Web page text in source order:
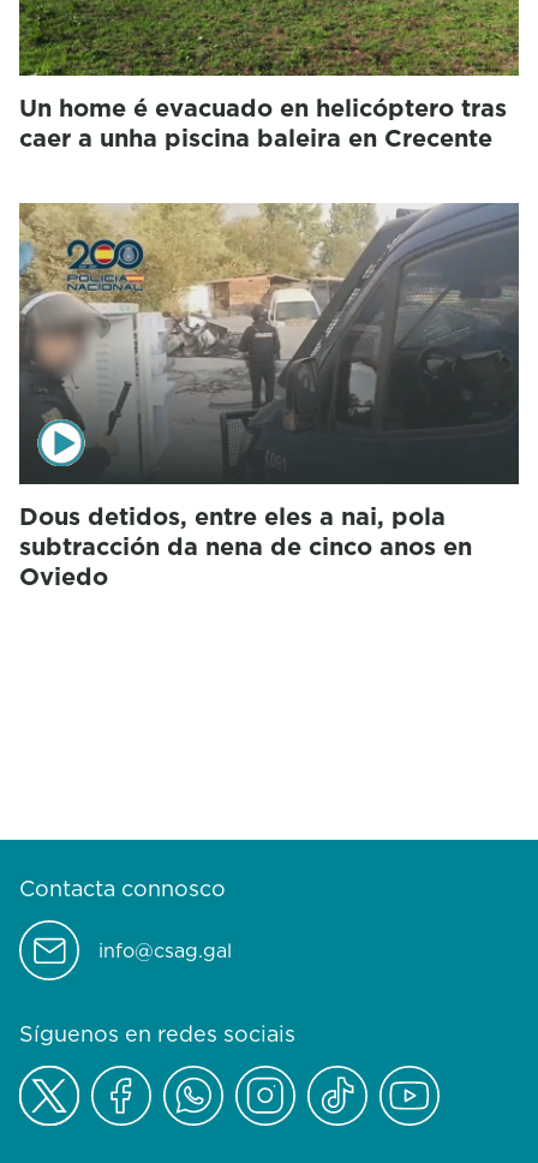
Un home é evacuado en helicóptero tras
caer a unha piscina baleira en Crecente
Dous detidos, entre eles a nai, pola
subtracción da nena de cinco anos en
Oviedo
Contacta connosco
info@csag.gal
Síguenos en redes sociais